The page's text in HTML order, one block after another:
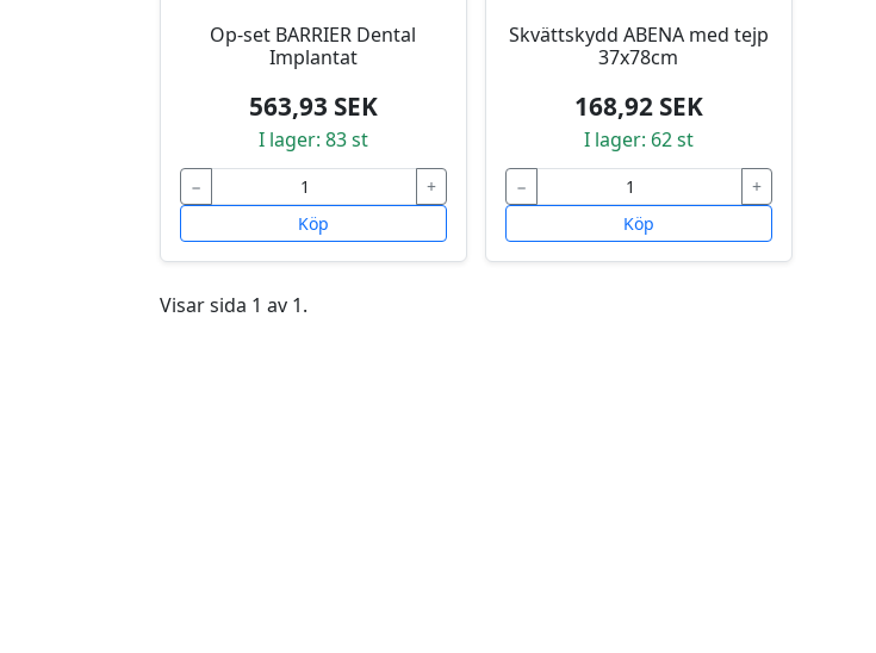
Op-set BARRIER Dental
Implantat
563,93 SEK
I lager: 83 st
−
+
Köp
Skvättskydd ABENA med tejp
37x78cm
168,92 SEK
I lager: 62 st
−
+
Köp
Visar sida 1 av 1.